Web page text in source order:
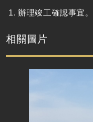
辦理竣工確認事宜。
相關圖片